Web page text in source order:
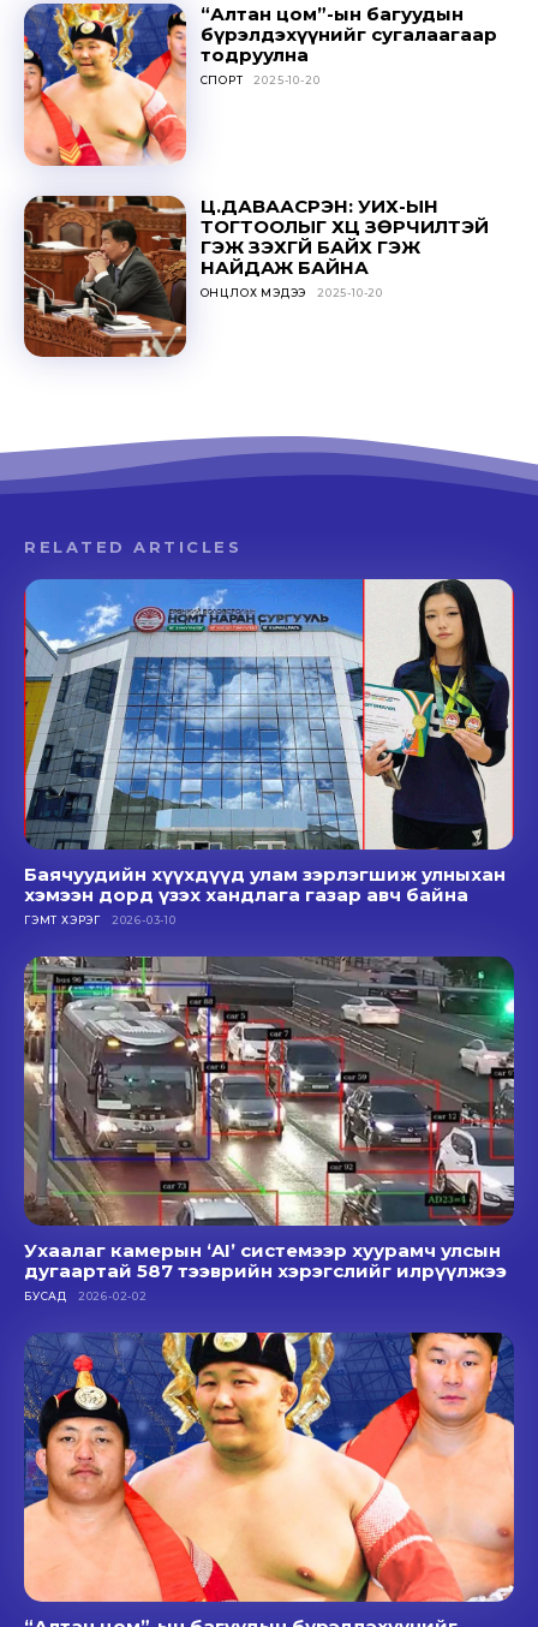
“Алтан цом”-ын багуудын
бүрэлдэхүүнийг сугалаагаар
тодруулна
СПОРТ 2025-10-20
Ц.ДАВААСҮРЭН: УИХ-ЫН
ТОГТООЛЫГ ҮХЦ ЗӨРЧИЛТЭЙ
ГЭЖ ҮЗЭХГҮЙ БАЙХ ГЭЖ
НАЙДАЖ БАЙНА
ОНЦЛОХ МЭДЭЭ 2025-10-20
RELATED ARTICLES
Баячуудийн хүүхдүүд улам зэрлэгшиж улныхан
хэмээн дорд үзэх хандлага газар авч байна
ГЭМТ ХЭРЭГ 2026-03-10
Ухаалаг камерын ‘AI’ системээр хуурамч улсын
дугаартай 587 тээврийн хэрэгслийг илрүүлжээ
БУСАД 2026-02-02